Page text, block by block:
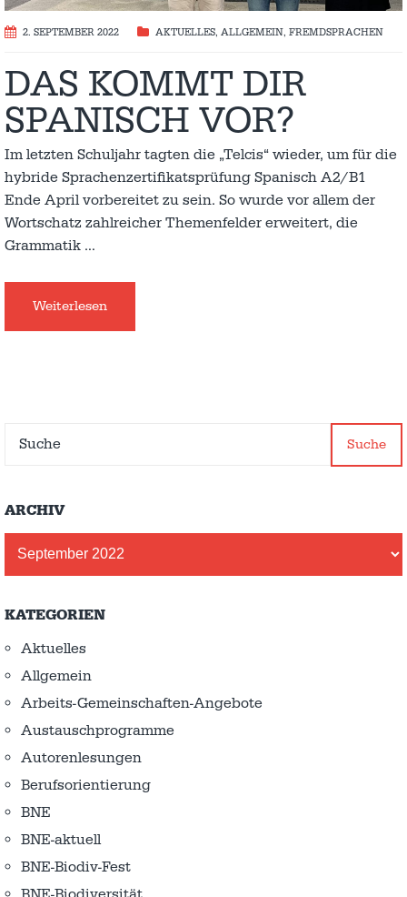
2. SEPTEMBER 2022 AKTUELLES, ALLGEMEIN, FREMDSPRACHEN
DAS KOMMT DIR
SPANISCH VOR?
Im letzten Schuljahr tagten die „Telcis“ wieder, um für die
hybride Sprachenzertifikatsprüfung Spanisch A2/B1
Ende April vorbereitet zu sein. So wurde vor allem der
Wortschatz zahlreicher Themenfelder erweitert, die
Grammatik …
Weiterlesen
Suche
ARCHIV
KATEGORIEN
Aktuelles
Allgemein
Arbeits-Gemeinschaften-Angebote
Austausch­programme
Autorenlesungen
Berufsorientierung
BNE
BNE-aktuell
BNE-Biodiv-Fest